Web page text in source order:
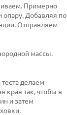
Примерно
Добавляя по
Отправляем
массы.
теста делаем
края так, чтобы в
и затем